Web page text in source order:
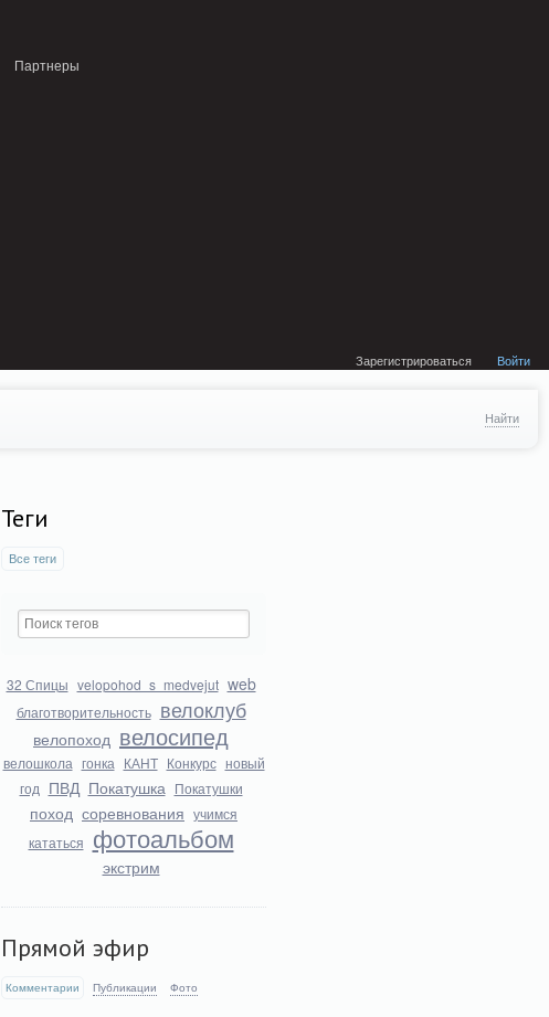
Партнеры
Зарегистрироваться Войти
Найти
Теги
Все теги
32 Спицы velopohod_s_medvejut web
благотворительность велоклуб
велопоход велосипед
велошкола гонка КАНТ Конкурс новый
год ПВД Покатушка Покатушки
поход соревнования учимся
кататься фотоальбом
экстрим
Прямой эфир
Комментарии Публикации Фото